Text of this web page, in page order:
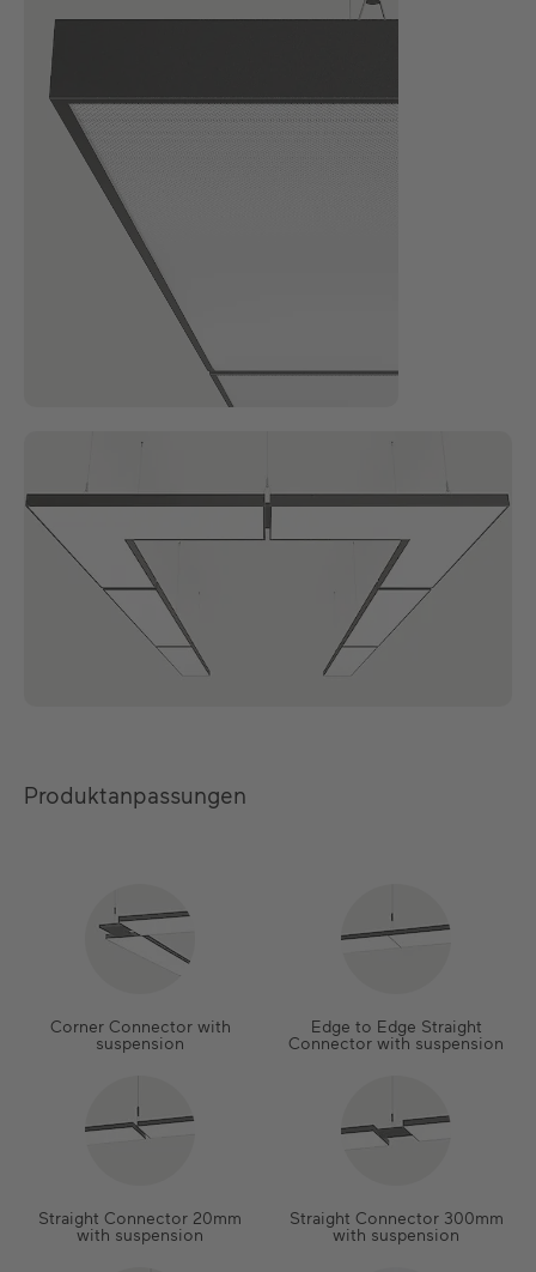
Produktanpassungen
Corner Connector with
suspension
Edge to Edge Straight
Connector with suspension
Straight Connector 20mm
with suspension
Straight Connector 300mm
with suspension